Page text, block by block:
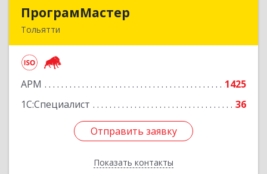
ПрограмМастер
Тольятти
АРМ
1425
1С:Специалист
36
Отправить заявку
Показать контакты
Подробнее
Отправить заявку
Назад